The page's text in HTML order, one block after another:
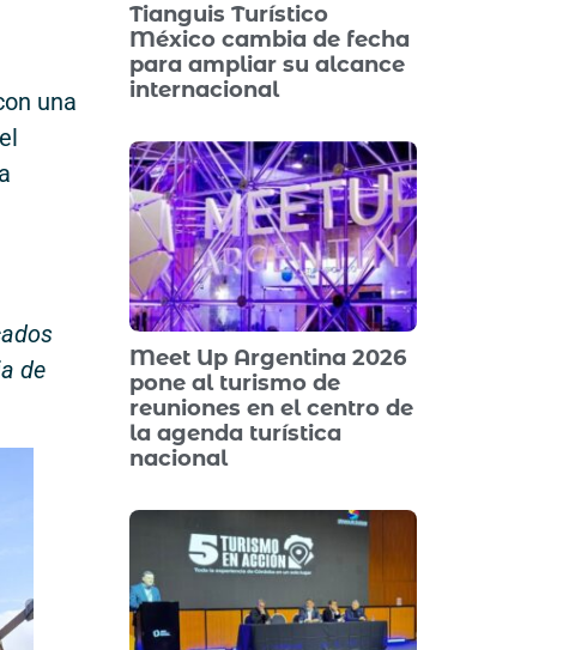
una
de
Tianguis Turístico
México cambia de fecha
para ampliar su alcance
internacional
Meet Up Argentina 2026
pone al turismo de
reuniones en el centro de
la agenda turística
nacional